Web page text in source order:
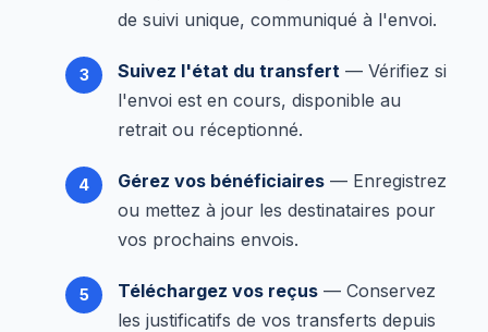
de suivi unique, communiqué à l'envoi.
Suivez l'état du transfert — Vérifiez si
l'envoi est en cours, disponible au
retrait ou réceptionné.
Gérez vos bénéficiaires — Enregistrez
ou mettez à jour les destinataires pour
vos prochains envois.
Téléchargez vos reçus — Conservez
les justificatifs de vos transferts depuis